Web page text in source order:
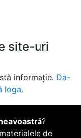
site-uri
informație. Da-
loga.
?
de